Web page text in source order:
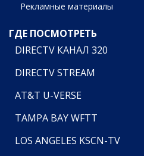
Рекламные материалы
ГДЕ ПОСМОТРЕТЬ
DIRECTV КАНАЛ 320
DIRECTV STREAM
AT&T U-VERSE
TAMPA BAY WFTT
LOS ANGELES KSCN-TV